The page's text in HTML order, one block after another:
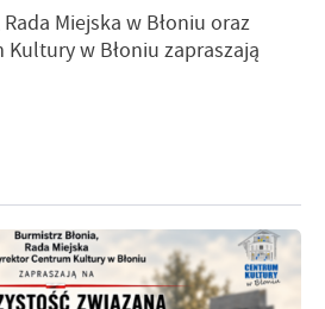
Miejska w Błoniu oraz
w Błoniu zapraszają